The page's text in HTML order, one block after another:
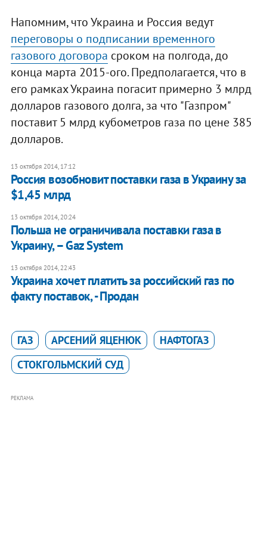
Напомним, что Украина и Россия ведут
переговоры о подписании временного
газового договора сроком на полгода, до
конца марта 2015-ого. Предполагается, что в
его рамках Украина погасит примерно 3 млрд
долларов газового долга, за что "Газпром"
поставит 5 млрд кубометров газа по цене 385
долларов.
13 октября 2014, 17:12
Россия возобновит поставки газа в Украину за
$1,45 млрд
13 октября 2014, 20:24
Польша не ограничивала поставки газа в
Украину, – Gaz System
13 октября 2014, 22:43
Украина хочет платить за российский газ по
факту поставок, - Продан
ГАЗ АРСЕНИЙ ЯЦЕНЮК
НАФТОГАЗ
СТОКГОЛЬМСКИЙ СУД
РЕКЛАМА